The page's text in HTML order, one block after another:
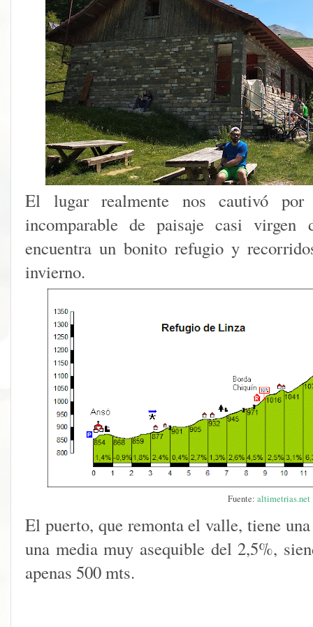
El lugar realmente nos cautivó
incomparable de paisaje casi virgen
encuentra un bonito refugio y
invierno.
Fuente: altimetrias.net
El puerto, que remonta el valle, tiene
una media muy asequible del 2,5%,
apenas 500 mts.